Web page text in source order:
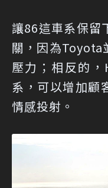
讓86這車系保留
關，因為Toyota
壓力；相反的
系，可以增加顧
情感投射。